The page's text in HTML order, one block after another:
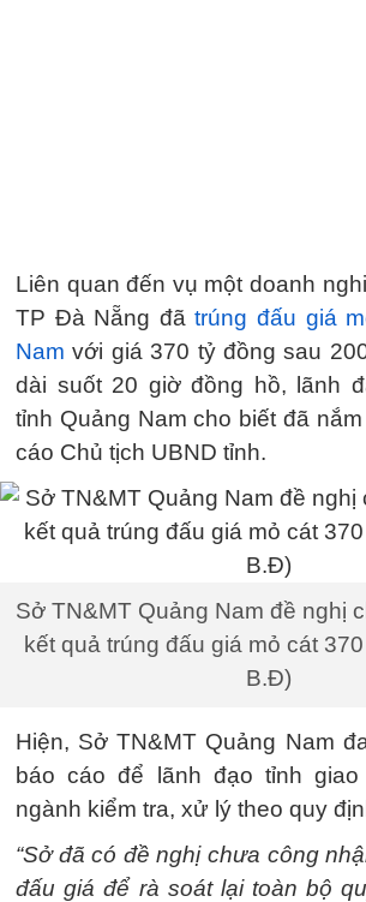
Liên quan đến vụ một doanh
TP Đà Nẵng đãtrúng đấu giá
Nam với giá 370 tỷ đồng sau
dài suốt 20 giờ đồng hồ, lãnh
tỉnh Quảng Nam cho biết đã
cáo Chủ tịch UBND tỉnh.
Sở TN&MT Quảng Nam đề nghị
kết quả trúng đấu giá mỏ cát
B.Đ)
Hiện, Sở TN&MT Quảng Nam
báo cáo để lãnh đạo tỉnh
ngành kiểm tra, xử lý theo quy
“Sở đã có đề nghị chưa công
đấu giá để rà soát lại toàn bộ